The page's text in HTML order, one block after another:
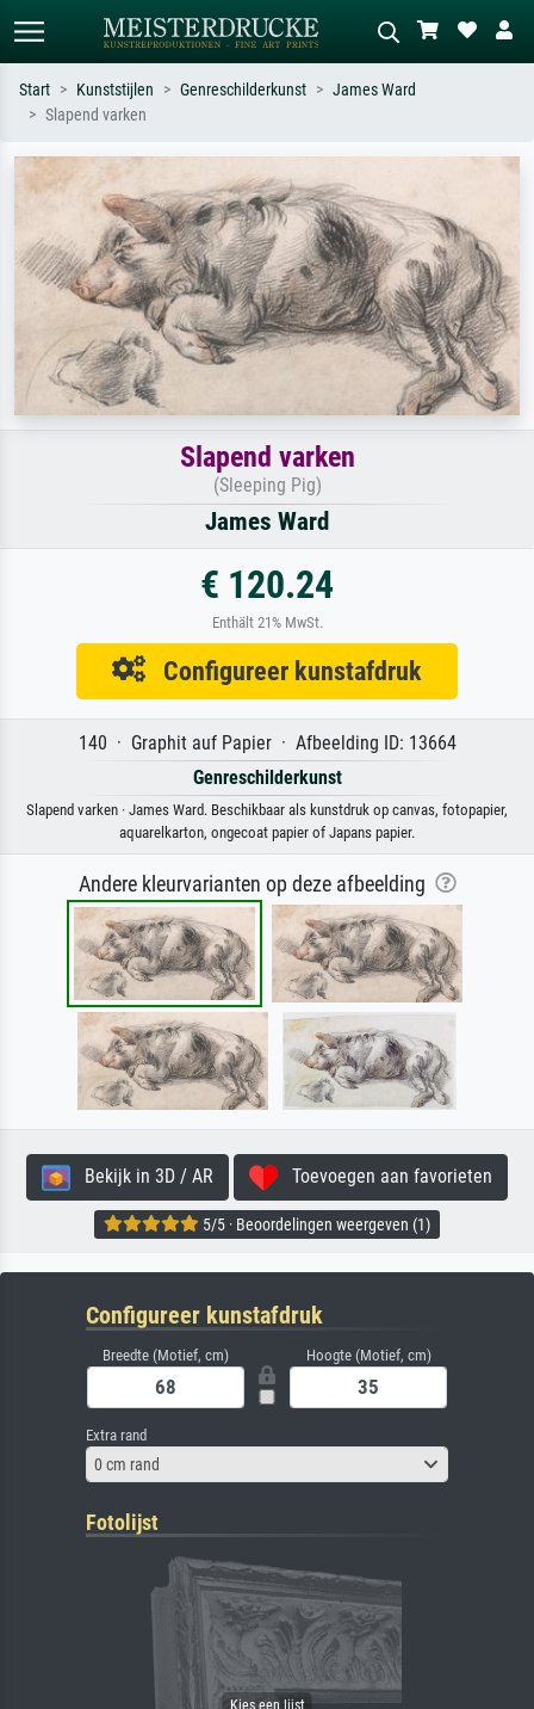
Zoek op kunstenaar, titel of stijl – bijv.
Monet, Sterrennacht, impressionisme,
Hokusai-golf, naakt.
weide, abstract met veel rood, donker
olieverfschilderij, staand naakt naast
een boom.
Start Kunststijlen Genreschilderkunst
James Ward
Slapend varken
Slapend varken
(Sleeping Pig)
James Ward
€ 120.24
Enthält 21% MwSt.
Configureer kunstafdruk
140 · Graphit auf Papier · Afbeelding ID: 13664
Genreschilderkunst
Slapend varken · James Ward. Beschikbaar als kunstdruk op canvas, fotopapier,
aquarelkarton, ongecoat papier of Japans papier.
Andere kleurvarianten op deze afbeelding
Bekijk in 3D / AR Toevoegen aan favorieten
5/5 · Beoordelingen weergeven (1)
Configureer kunstafdruk
Breedte (Motief, cm) Hoogte (Motief, cm)
Extra rand
0 cm rand
Fotolijst